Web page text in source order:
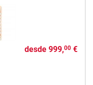
desde 999,00€